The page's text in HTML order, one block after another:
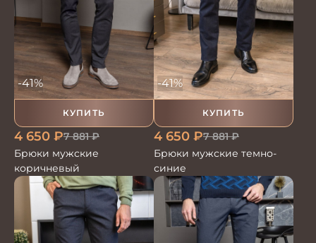
КУПИТЬ
-41%
4 650 ₽7 881₽
Брюки мужские
коричневый
КУПИТЬ
-41%
4 650 ₽7 881₽
Брюки мужские темно-
синие